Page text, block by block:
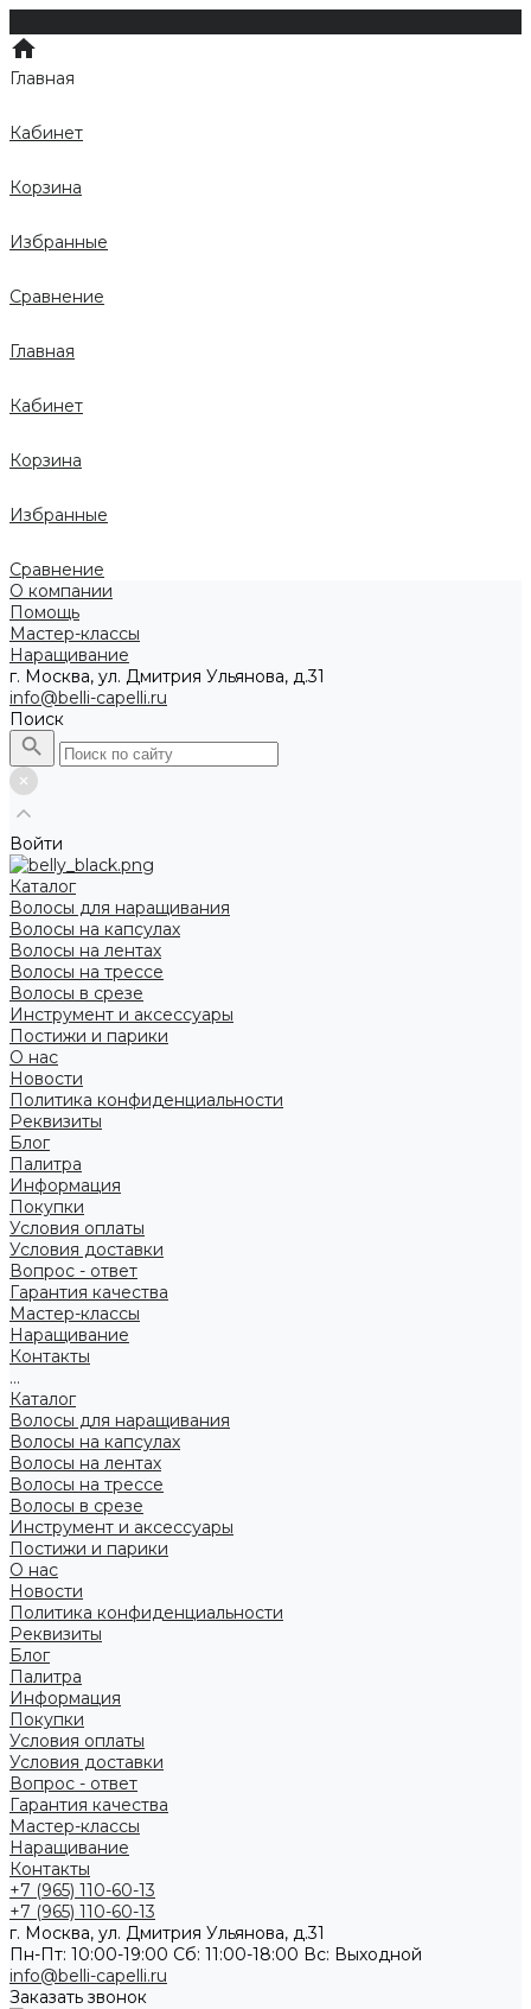
Главная
Кабинет
Корзина
Избранные
Сравнение
Главная
Кабинет
Корзина
Избранные
Сравнение
О компании
Помощь
Мастер-классы
Наращивание
г. Москва, ул. Дмитрия Ульянова, д.31
info@belli-capelli.ru
Поиск
Войти
Каталог
Волосы для наращивания
Волосы на капсулах
Волосы на лентах
Волосы на трессе
Волосы в срезе
Инструмент и аксессуары
Постижи и парики
О нас
Новости
Политика конфиденциальности
Реквизиты
Блог
Палитра
Информация
Покупки
Условия оплаты
Условия доставки
Вопрос - ответ
Гарантия качества
Мастер-классы
Наращивание
Контакты
...
Каталог
Волосы для наращивания
Волосы на капсулах
Волосы на лентах
Волосы на трессе
Волосы в срезе
Инструмент и аксессуары
Постижи и парики
О нас
Новости
Политика конфиденциальности
Реквизиты
Блог
Палитра
Информация
Покупки
Условия оплаты
Условия доставки
Вопрос - ответ
Гарантия качества
Мастер-классы
Наращивание
Контакты
+7 (965) 110-60-13
+7 (965) 110-60-13
г. Москва, ул. Дмитрия Ульянова, д.31
Пн-Пт: 10:00-19:00 Cб: 11:00-18:00 Вс: Выходной
info@belli-capelli.ru
Заказать звонок